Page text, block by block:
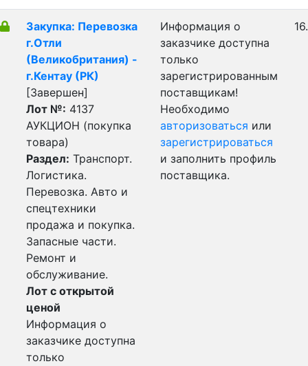
Закупка: Перевозка
г.Отли
(Великобритания) -
г.Кентау (РК)
[Завершен]
Лот №: 4137
АУКЦИОН (покупка
товара)
Раздел: Транспорт.
Логистика.
Перевозка. Авто и
спецтехники
продажа и покупка.
Запасные части.
Ремонт и
обслуживание.
Лот с открытой
ценой
Информация о
заказчике доступна
только
Информация о
заказчике доступна
только
зарегистрированным
поставщикам!
Необходимо
авторизоваться или
зарегистрироваться
и заполнить профиль
поставщика.